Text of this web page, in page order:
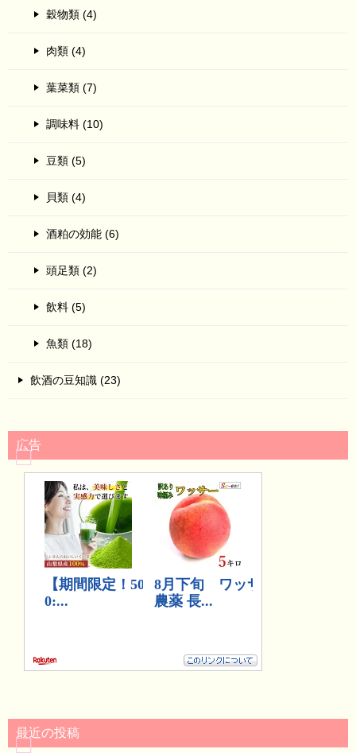
穀物類 (4)
肉類 (4)
葉菜類 (7)
調味料 (10)
豆類 (5)
貝類 (4)
酒粕の効能 (6)
頭足類 (2)
飲料 (5)
魚類 (18)
飲酒の豆知識 (23)
広告
最近の投稿